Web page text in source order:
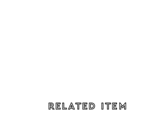
RELATED ITEM